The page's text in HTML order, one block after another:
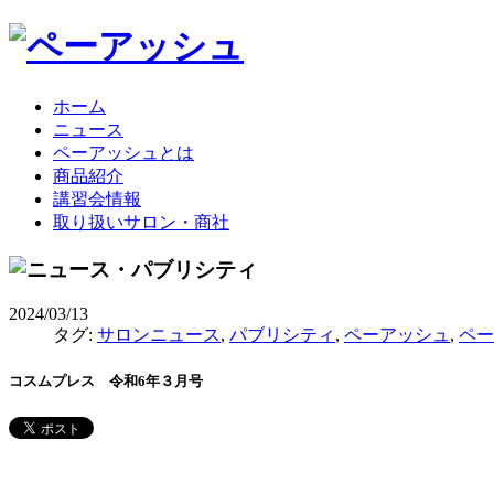
ホーム
ニュース
ペーアッシュとは
商品紹介
講習会情報
取り扱いサロン・商社
2024/03/13
タグ: サロンニュース, パブリシティ , ペーアッシュ , ペ
コスムプレス 令和6年３月号